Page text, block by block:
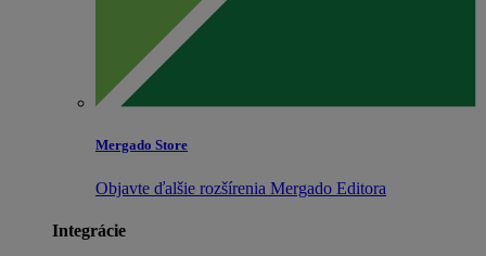
Mergado Store
Objavte ďalšie rozšírenia Mergado Editora
Integrácie